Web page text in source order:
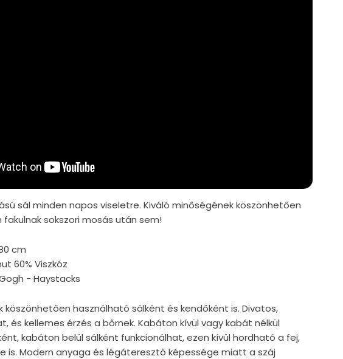
sál minden napos viseletre. Kiváló minőségének köszönhetően
fakulnak sokszori mosás után sem!
cm
60% Viszkóz
- Haystacks
köszönhetően használható sálként és kendőként is. Divatos,
és kellemes érzés a bőrnek. Kabáton kívül vagy kabát nélkül
kabáton belül sálként funkcionálhat, ezen kívül hordható a fej,
is. Modern anyaga és légáteresztő képessége miatt a száj